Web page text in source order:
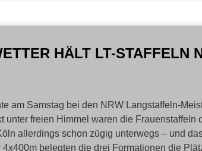
HÄLT LT-STAFFELN
am Samstag bei den NRW Langstaffeln-
unter freien Himmel waren die Frauenstaffeln
allerdings schon zügig unterwegs – und
belegten die drei Formationen die